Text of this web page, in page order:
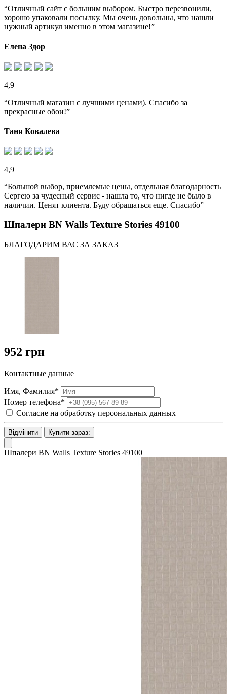
“Отличный сайт с большим выбором. Быстро перезвонили,
хорошо упаковали посылку. Мы очень довольны, что нашли
нужный артикул именно в этом магазине!”
Елена Здор
4,9
“Отличный магазин с лучшими ценами). Спасибо за
прекрасные обои!”
Таня Ковалева
4,9
“Большой выбор, приемлемые цены, отдельная благодарность
Сергею за чудесный сервис - нашла то, что нигде не было в
наличии. Ценят клиента. Буду обращаться еще. Спасибо”
Шпалери BN Walls Texture Stories 49100
БЛАГОДАРИМ ВАС ЗА ЗАКАЗ
952 грн
Контактные данные
Имя, Фамилия*
Номер телефона*
Согласие на обработку персональных данных
Відмінити Купити зараз:
Шпалери BN Walls Texture Stories 49100